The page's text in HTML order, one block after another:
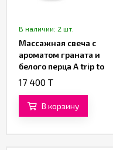
В наличии: 2 шт.
Массажная свеча с
ароматом граната и
белого перца A trip to
the Orient «Petits
120 ML
17 400 T
В корзину